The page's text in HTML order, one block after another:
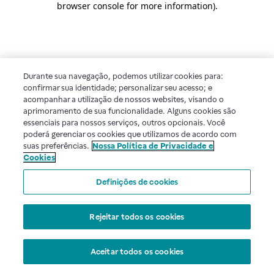
browser console for more information).
Durante sua navegação, podemos utilizar cookies para:
confirmar sua identidade; personalizar seu acesso; e
acompanhar a utilização de nossos websites, visando o
aprimoramento de sua funcionalidade. Alguns cookies são
essenciais para nossos serviços, outros opcionais. Você
poderá gerenciar os cookies que utilizamos de acordo com
suas preferências. Nossa Política de Privacidade e
Cookies
Definições de cookies
Rejeitar todos os cookies
Aceitar todos os cookies